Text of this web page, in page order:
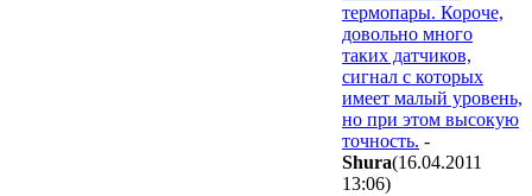
термопары. Короче,
довольно много
таких датчиков,
сигнал с которых
имеет малый уровень,
но при этом высокую
точность. -
Shura(16.04.2011
13:06)